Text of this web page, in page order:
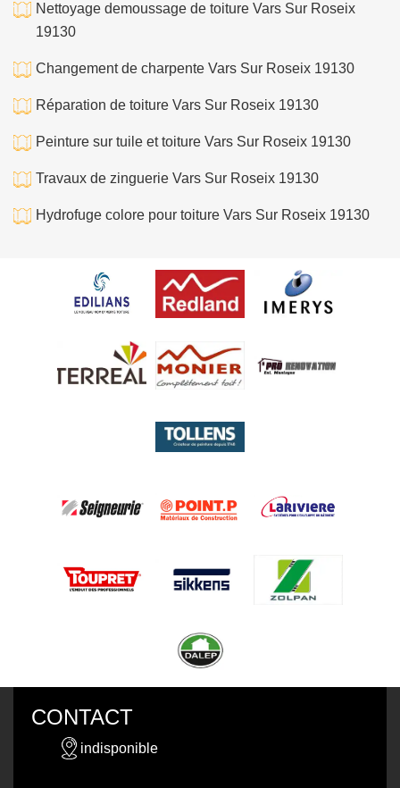
Nettoyage demoussage de toiture Vars Sur Roseix
19130
Changement de charpente Vars Sur Roseix 19130
Réparation de toiture Vars Sur Roseix 19130
Peinture sur tuile et toiture Vars Sur Roseix 19130
Travaux de zinguerie Vars Sur Roseix 19130
Hydrofuge colore pour toiture Vars Sur Roseix 19130
CONTACT
indisponible